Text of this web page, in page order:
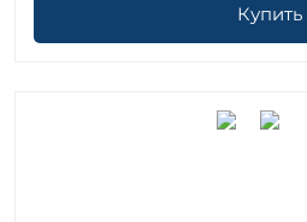
Купить